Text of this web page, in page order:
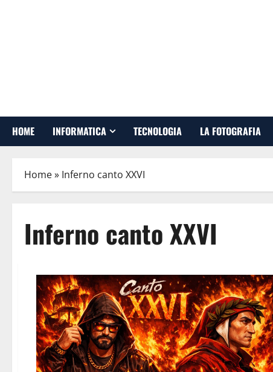
HOME INFORMATICA TECNOLOGIA LA FOTOGRAFIA
Home» Inferno canto XXVI
Inferno canto XXVI